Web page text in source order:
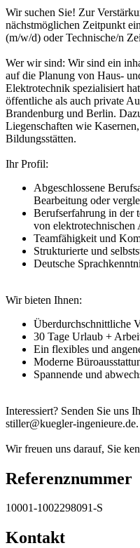
Wir suchen Sie! Zur
nächstmöglichen Zeitpunkt
(m/w/d) oder Technische/n
Wer wir sind: Wir sind ein
auf die Planung von Haus-
Elektrotechnik spezialisiert
öffentliche als auch private
Brandenburg und Berlin.
Liegenschaften wie
Bildungsstätten.
Ihr Profil:
Abgeschlossene
Bearbeitung oder
Berufserfahrung in der
von
Teamfähigkeit und
Strukturierte und
Deutsche
Wir bieten Ihnen:
Überdurchschnittliche
30 Tage Urlaub +
Ein flexibles und
Moderne
Spannende und
Interessiert? Senden Sie uns
stiller@kuegler-ingenieure.de.
Wir freuen uns darauf, Sie
Referenznummer
10001-1002298091-S
Kontakt